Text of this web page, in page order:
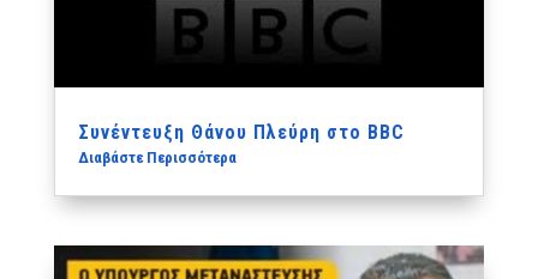
Συνέντευξη Θάνου Πλεύρη στο BBC
Διαβάστε Περισσότερα